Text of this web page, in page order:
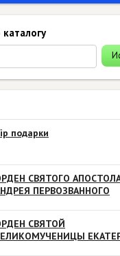
подарки
СВЯТОГО
ПЕРВОЗВАННОГО
СВЯТОЙ